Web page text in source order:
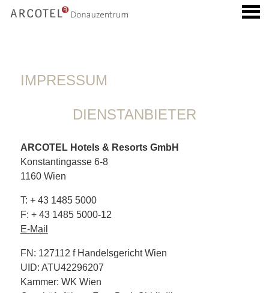
IMPRESSUM
DIENSTANBIETER
ARCOTEL Hotels & Resorts GmbH
Konstantingasse 6-8
1160 Wien
T: + 43 1485 5000
F: + 43 1485 5000-12
E-Mail
FN: 127112 f Handelsgericht Wien
UID: ATU42296207
Kammer: WK Wien